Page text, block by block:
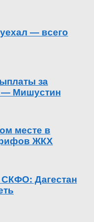
— всего
за
— Мишустин
месте в
ЖКХ
Дагестан